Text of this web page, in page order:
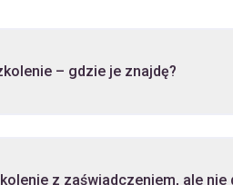
– gdzie je znajdę?